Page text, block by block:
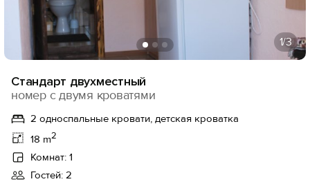
1/3
Стандарт двухместный
номер с двумя кроватями
2 односпальные кровати, детская кроватка
18 m2
Комнат: 1
Гостей: 2